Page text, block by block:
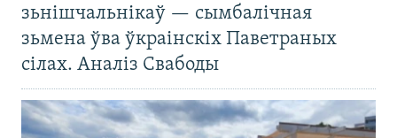
зьнішчальнікаў — сымбалічная
зьмена ўва ўкраінскіх Паветраных
сілах. Аналіз Свабоды